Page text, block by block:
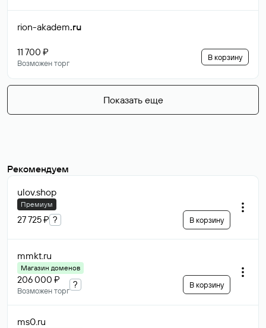
rion-akadem.ru
11 700 ₽
Возможен торг
В корзину
Показать еще
Рекомендуем
ulov.shop
Премиум
27 725 ₽ ? В корзину
mmkt.ru
Магазин доменов
206 000 ₽
Возможен торг
? В корзину
ms0.ru